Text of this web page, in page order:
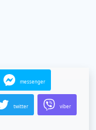
messenger
twitter viber